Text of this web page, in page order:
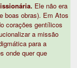
Ele não era
boas obras). Em Atos
corações gentílicos
a missão
para a
onde quer que